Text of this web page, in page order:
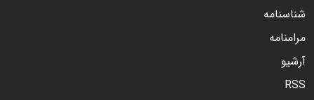
شناسنامه
مرامنامه
آرشیو
RSS